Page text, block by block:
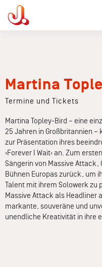
Martina
Termine und Tickets
Martina Topley-Bird – eine
25 Jahren in Großbritannien
zur Präsentation ihres
›Forever I Wait‹ an. Zum
Sängerin von Massive Attack,
Bühnen Europas zurück, um
Talent mit ihrem Solowerk zu
Massive Attack als Headliner
markante, souveräne und
unendliche Kreativität in ihre